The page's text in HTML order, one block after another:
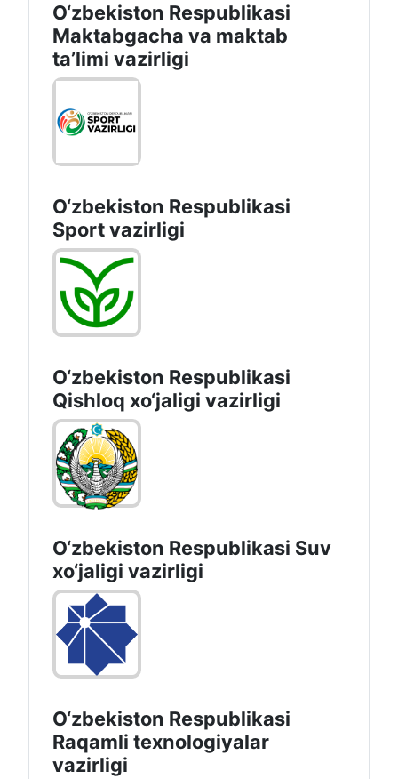
O‘zbekiston Respublikasi
Maktabgacha va maktab
taʼlimi vazirligi
O‘zbekiston Respublikasi
Sport vazirligi
O‘zbekiston Respublikasi
Qishloq хo‘jаligi vаzirligi
O‘zbekiston Respublikasi Suv
хo‘jaligi vazirligi
O‘zbekiston Respublikasi
Raqamli texnologiyalar
vazirligi